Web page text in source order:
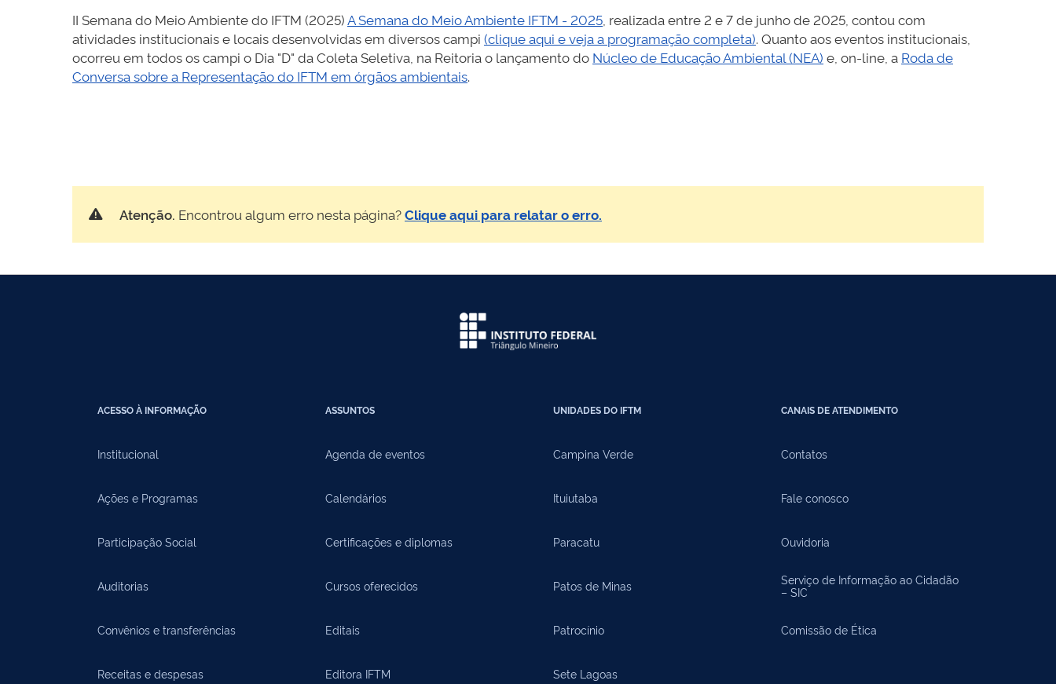
II Semana do Meio Ambiente do IFTM (2025) A Semana do Meio Ambiente IFTM - 2025 , realizada entre 2 e 7 de junho de 2025, contou com
atividades institucionais e locais desenvolvidas em diversos campi (clique aqui e veja a programação completa) . Quanto aos eventos institucionais,
ocorreu em todos os campi o Dia "D" da Coleta Seletiva, na Reitoria o lançamento do Núcleo de Educação Ambiental (NEA) e, on-line, a Roda de
Conversa sobre a Representação do IFTM em órgãos ambientais
Atenção. Encontrou algum erro nesta página?Clique aqui para relatar o erro.
ACESSO À INFORMAÇÃO
Institucional
Ações e Programas
Participação Social
Auditorias
Convênios e transferências
Receitas e despesas
ASSUNTOS
Agenda de eventos
Calendários
Certificações e diplomas
Cursos oferecidos
Editais
Editora IFTM
UNIDADES DO IFTM
Campina Verde
Ituiutaba
Paracatu
Patos de Minas
Patrocínio
Sete Lagoas
CANAIS DE ATENDIMENTO
Contatos
Fale conosco
Ouvidoria
Serviço de Informação ao Cidadão
– SIC
Comissão de Ética